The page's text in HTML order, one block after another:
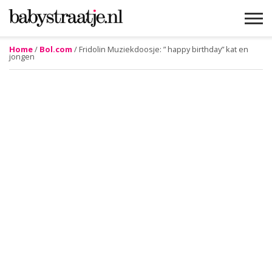
Home/ Bol.com / Fridolin Muziekdoosje: ” happy birthday” kat en
jongen